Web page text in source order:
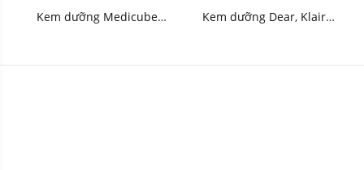
Kem dưỡng Medicube
Kem dưỡng Dear, Klairs